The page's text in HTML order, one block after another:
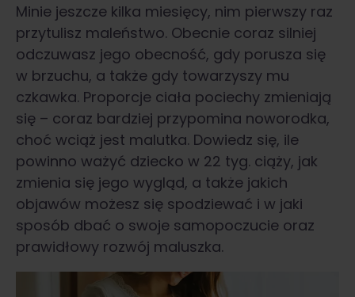
Minie jeszcze kilka miesięcy, nim pierwszy raz
przytulisz maleństwo. Obecnie coraz silniej
odczuwasz jego obecność, gdy porusza się
w brzuchu, a także gdy towarzyszy mu
czkawka. Proporcje ciała pociechy zmieniają
się – coraz bardziej przypomina noworodka,
choć wciąż jest malutka. Dowiedz się, ile
powinno ważyć dziecko w 22 tyg. ciąży, jak
zmienia się jego wygląd, a także jakich
objawów możesz się spodziewać i w jaki
sposób dbać o swoje samopoczucie oraz
prawidłowy rozwój maluszka.